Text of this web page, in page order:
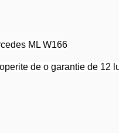
ML W166
de o garantie de 12